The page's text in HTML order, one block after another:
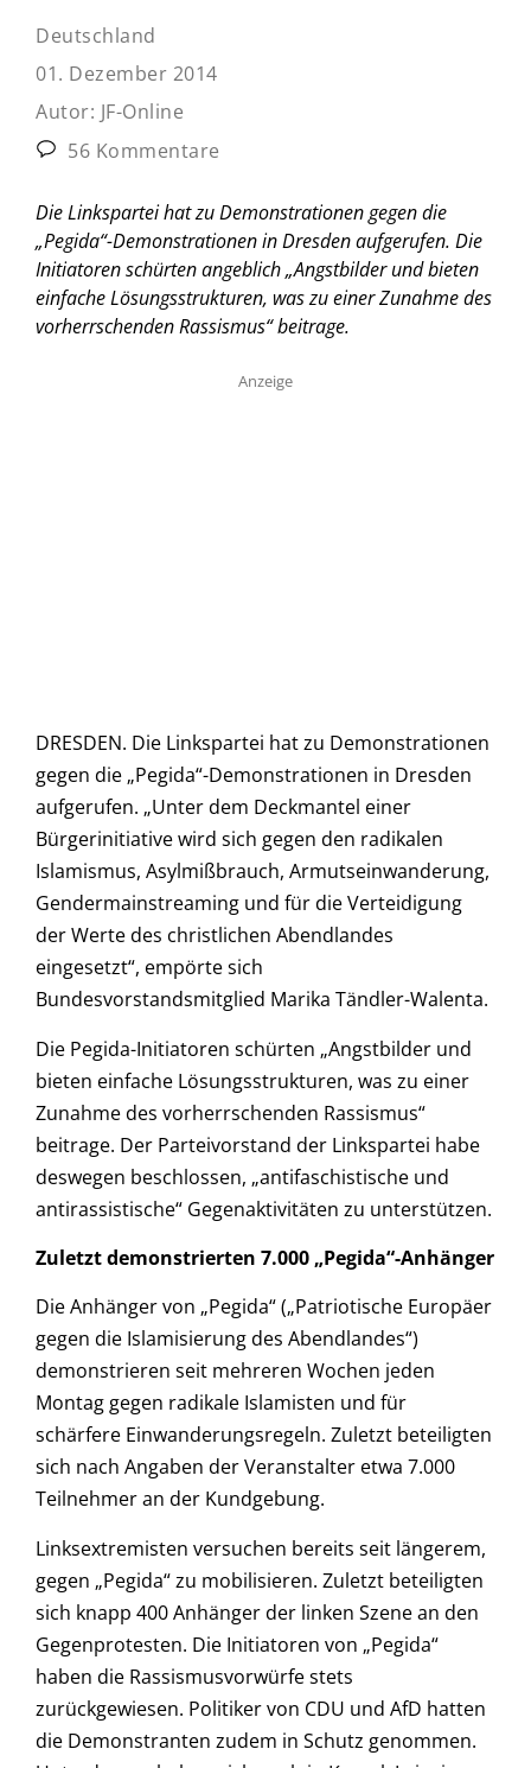
Deutschland
01. Dezember 2014
Autor: JF-Online
56 Kommentare
Die Linkspartei hat zu Demonstrationen gegen die
„Pegida“-Demonstrationen in Dresden aufgerufen. Die
Initiatoren schürten angeblich „Angstbilder und bieten
einfache Lösungsstrukturen, was zu einer Zunahme des
vorherrschenden Rassismus“ beitrage.
Anzeige
DRESDEN. Die Linkspartei hat zu Demonstrationen
gegen die „Pegida“-Demonstrationen in Dresden
aufgerufen. „Unter dem Deckmantel einer
Bürgerinitiative wird sich gegen den radikalen
Islamismus, Asylmißbrauch, Armutseinwanderung,
Gendermainstreaming und für die Verteidigung
der Werte des christlichen Abendlandes
eingesetzt“, empörte sich
Bundesvorstandsmitglied Marika Tändler-Walenta.
Die Pegida-Initiatoren schürten „Angstbilder und
bieten einfache Lösungsstrukturen, was zu einer
Zunahme des vorherrschenden Rassismus“
beitrage. Der Parteivorstand der Linkspartei habe
deswegen beschlossen, „antifaschistische und
antirassistische“ Gegenaktivitäten zu unterstützen.
Zuletzt demonstrierten 7.000 „Pegida“-Anhänger
Die Anhänger von „Pegida“ („Patriotische Europäer
gegen die Islamisierung des Abendlandes“)
demonstrieren seit mehreren Wochen jeden
Montag gegen radikale Islamisten und für
schärfere Einwanderungsregeln. Zuletzt beteiligten
sich nach Angaben der Veranstalter etwa 7.000
Teilnehmer an der Kundgebung.
Linksextremisten versuchen bereits seit längerem,
gegen „Pegida“ zu mobilisieren. Zuletzt beteiligten
sich knapp 400 Anhänger der linken Szene an den
Gegenprotesten. Die Initiatoren von „Pegida“
haben die Rassismusvorwürfe stets
zurückgewiesen. Politiker von CDU und AfD hatten
die Demonstranten zudem in Schutz genommen.